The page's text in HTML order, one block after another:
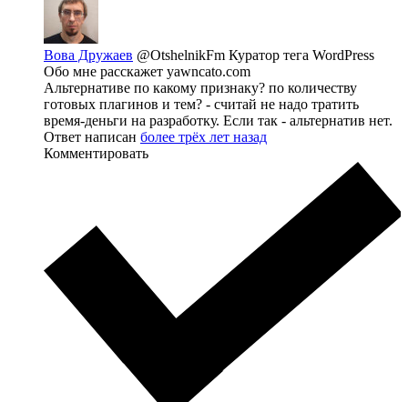
Вова Дружаев @OtshelnikFm Куратор тега WordPress
Обо мне расскажет yawncato.com
Альтернативе по какому признаку? по количеству
готовых плагинов и тем? - считай не надо тратить
время-деньги на разработку. Если так - альтернатив нет.
Ответ написан более трёх лет назад
Комментировать